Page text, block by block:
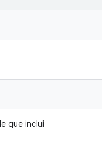
que inclui